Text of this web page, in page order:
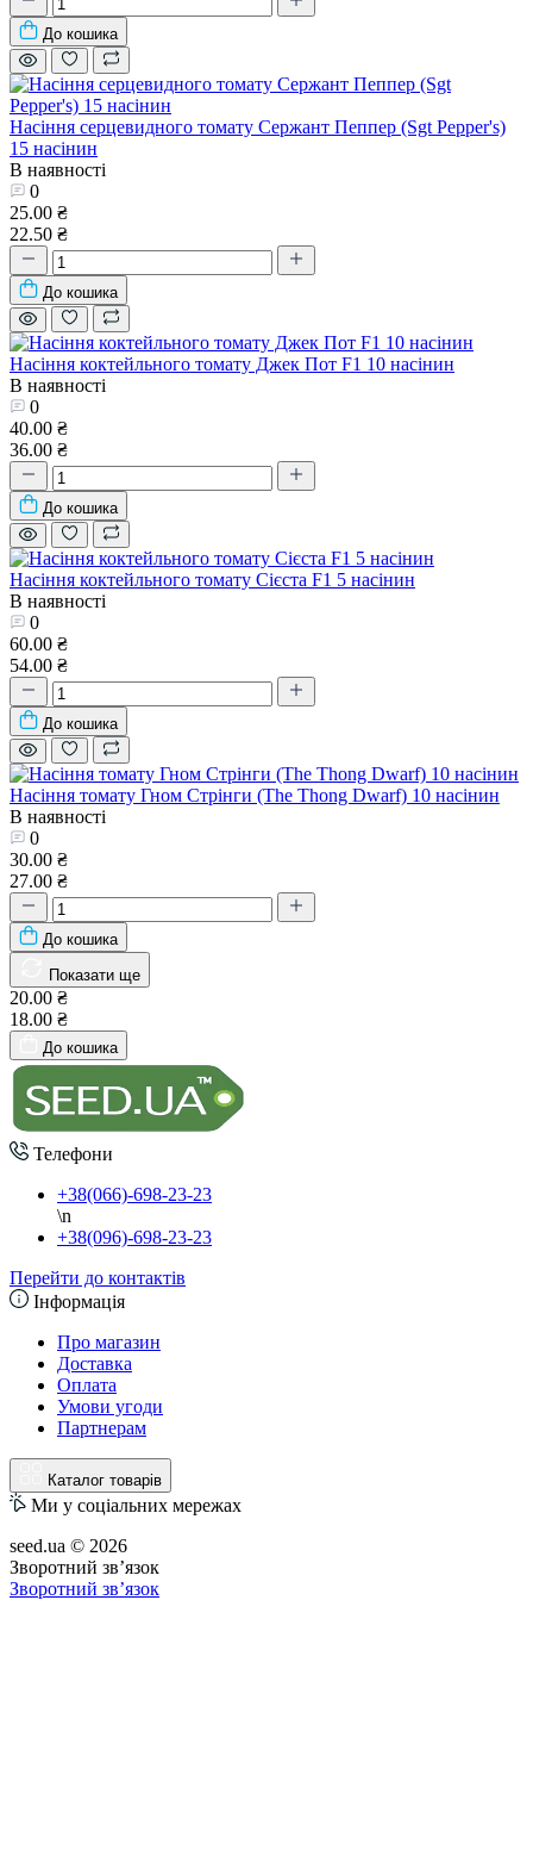
До кошика
Насіння серцевидного томату Сержант Пеппер (Sgt Pepper's)
15 насінин
В наявності
0
25.00 ₴
22.50 ₴
До кошика
Насіння коктейльного томату Джек Пот F1 10 насінин
В наявності
0
40.00 ₴
36.00 ₴
До кошика
Насіння коктейльного томату Сієста F1 5 насінин
В наявності
0
60.00 ₴
54.00 ₴
До кошика
Насіння томату Гном Стрінги (The Thong Dwarf) 10 насінин
В наявності
0
30.00 ₴
27.00 ₴
До кошика
Показати ще
20.00 ₴
18.00 ₴
До кошика
Телефони
+38(066)-698-23-23
\n
+38(096)-698-23-23
Перейти до контактів
Інформація
Про магазин
Доставка
Оплата
Умови угоди
Партнерам
Каталог товарів
Ми у соціальних мережах
seed.ua © 2026
Зворотний зв’язок
Зворотний зв’язок